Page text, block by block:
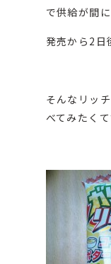
で供給が間に
発売から2日
そんなリッ
べてみたく